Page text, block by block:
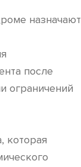
назначают
после
ограничений
которая